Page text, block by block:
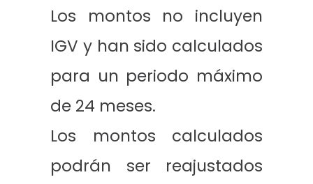
Los montos no incluyen
IGV y han sido calculados
para un periodo máximo
de 24 meses.
Los montos calculados
podrán ser reajustados